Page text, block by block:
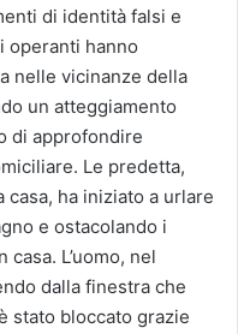
di identità falsi e
operanti hanno
nelle vicinanze della
un atteggiamento
di approfondire
Le predetta,
casa, ha iniziato a urlare
e ostacolando i
L’uomo, nel
dalla finestra che
stato bloccato grazie